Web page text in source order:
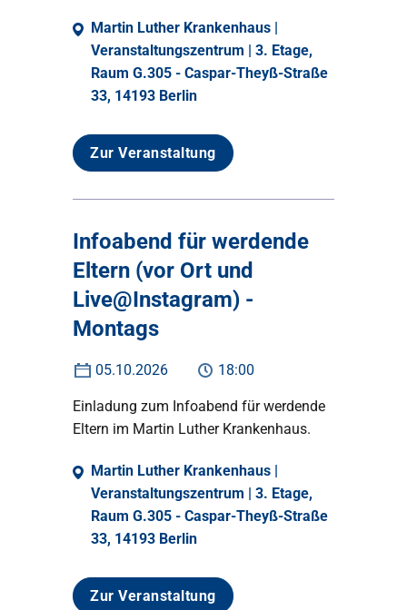
Martin Luther Krankenhaus |
Veranstaltungszentrum | 3. Etage,
Raum G.305 - Caspar-Theyß-Straße
33, 14193 Berlin
Zur Veranstaltung
Infoabend für werdende
Eltern (vor Ort und
Live@Instagram) -
Montags
05.10.2026 18:00
Einladung zum Infoabend für werdende
Eltern im Martin Luther Krankenhaus.
Martin Luther Krankenhaus |
Veranstaltungszentrum | 3. Etage,
Raum G.305 - Caspar-Theyß-Straße
33, 14193 Berlin
Zur Veranstaltung